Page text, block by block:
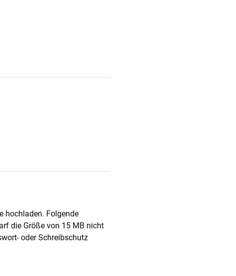
hochladen. Folgende
die Größe von 15 MB nicht
oder Schreibschutz